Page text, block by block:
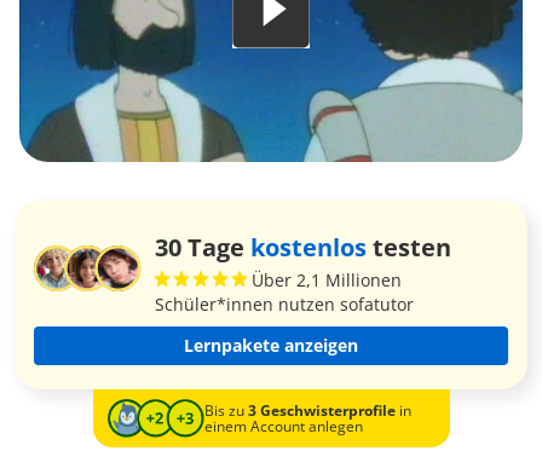
30 Tage kostenlostesten
Über 2,1 Millionen
Schüler*innen nutzen sofatutor
Lernpakete anzeigen
Bis zu3 Geschwisterprofilein
einem Account anlegen